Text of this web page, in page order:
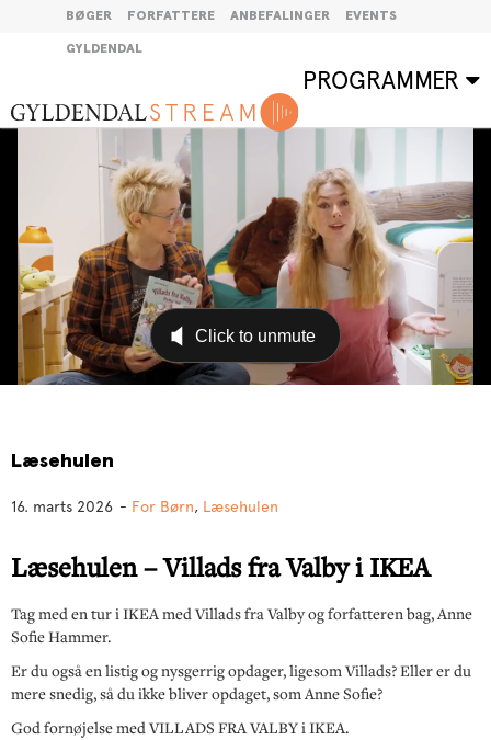
BØGER FORFATTERE ANBEFALINGER EVENTS
GYLDENDAL
PROGRAMMER
Læsehulen
16. marts 2026 - For Børn, Læsehulen
Læsehulen – Villads fra Valby i IKEA
Tag med en tur i IKEA med Villads fra Valby og forfatteren bag, Anne
Sofie Hammer.
Er du også en listig og nysgerrig opdager, ligesom Villads? Eller er du
mere snedig, så du ikke bliver opdaget, som Anne Sofie?
God fornøjelse med VILLADS FRA VALBY i IKEA.